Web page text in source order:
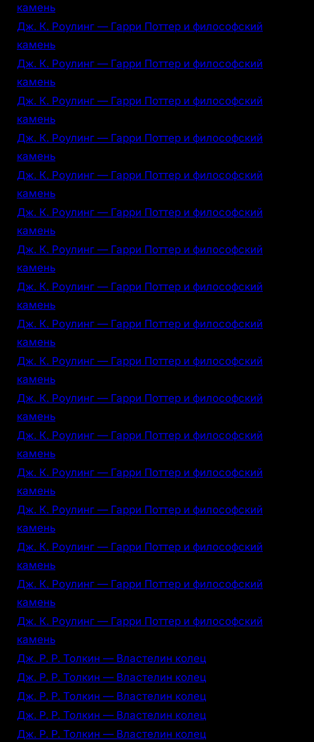
камень
Дж. К. Роулинг — Гарри Поттер и философский
камень
Дж. К. Роулинг — Гарри Поттер и философский
камень
Дж. К. Роулинг — Гарри Поттер и философский
камень
Дж. К. Роулинг — Гарри Поттер и философский
камень
Дж. К. Роулинг — Гарри Поттер и философский
камень
Дж. К. Роулинг — Гарри Поттер и философский
камень
Дж. К. Роулинг — Гарри Поттер и философский
камень
Дж. К. Роулинг — Гарри Поттер и философский
камень
Дж. К. Роулинг — Гарри Поттер и философский
камень
Дж. К. Роулинг — Гарри Поттер и философский
камень
Дж. К. Роулинг — Гарри Поттер и философский
камень
Дж. К. Роулинг — Гарри Поттер и философский
камень
Дж. К. Роулинг — Гарри Поттер и философский
камень
Дж. К. Роулинг — Гарри Поттер и философский
камень
Дж. К. Роулинг — Гарри Поттер и философский
камень
Дж. К. Роулинг — Гарри Поттер и философский
камень
Дж. К. Роулинг — Гарри Поттер и философский
камень
Дж. Р. Р. Толкин — Властелин колец
Дж. Р. Р. Толкин — Властелин колец
Дж. Р. Р. Толкин — Властелин колец
Дж. Р. Р. Толкин — Властелин колец
Дж. Р. Р. Толкин — Властелин колец